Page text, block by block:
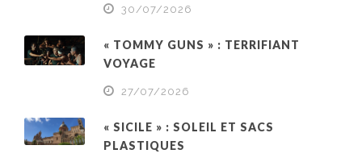
30/07/2026
« TOMMY GUNS » : TERRIFIANT
VOYAGE
27/07/2026
« SICILE » : SOLEIL ET SACS
PLASTIQUES